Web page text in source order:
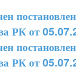
РК от
РК от